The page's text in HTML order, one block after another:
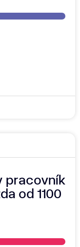
pracovník
od 1100